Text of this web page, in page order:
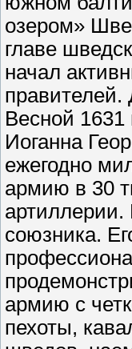
озером»
главе
начал
правителей.
Весной 1631
Иоганна
ежегодно
армию в 30
союзника.
армию с
пехоты,